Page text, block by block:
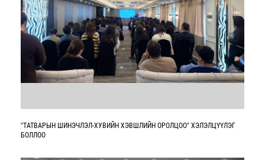
"ТАТВАРЫН ШИНЭЧЛЭЛ-ХУВИЙН ХЭВШЛИЙН ОРОЛЦОО" ХЭЛЭЛЦҮҮЛЭГ
БОЛЛОО